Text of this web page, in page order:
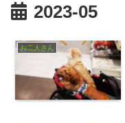
2023-05
お二人さん